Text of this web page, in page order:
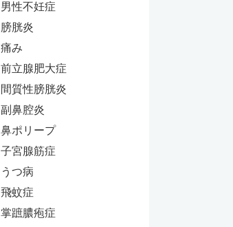
男性不妊症
膀胱炎
痛み
前立腺肥大症
間質性膀胱炎
副鼻腔炎
鼻ポリープ
子宮腺筋症
うつ病
飛蚊症
掌蹠膿疱症